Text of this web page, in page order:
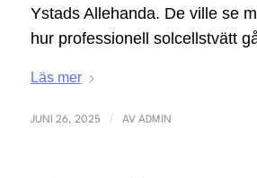
Ystads Allehanda. De ville se
hur professionell solcellstvätt
Läs mer
JUNI 26, 2025 / AV ADMIN